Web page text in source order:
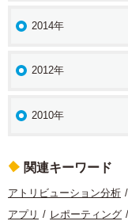
2014年
2012年
2010年
関連キーワード
アトリビューション分析
アプリ
レポーティング